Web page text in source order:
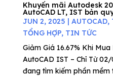
Khuyến mãi Autodesk
AutoCAD LT, IST bản
JUN 2, 2025 | AUTOCAD,
TỔNG HỢP, TIN TỨC
Giảm Giá 16.67% Khi
AutoCAD IST – Chỉ Từ
đang tìm kiếm phần mềm